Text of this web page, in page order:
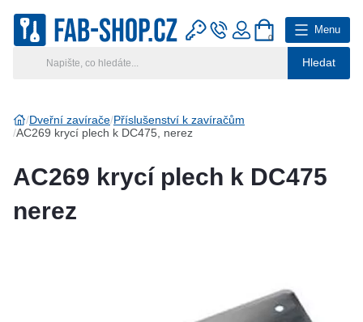
Hledat
0
Menu
Hlavní kategorie
Klíčové systémy
Dveřní zavírače Příslušenství k zavíračům
AC269 krycí plech k DC475, nerez
AC269 krycí plech k DC475
nerez